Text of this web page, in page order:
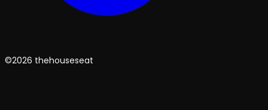
©2026 thehouseseat